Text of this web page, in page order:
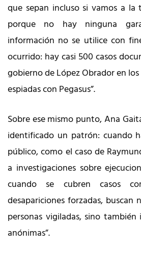
que sepan incluso si vamos a la
porque no hay ninguna
información no se utilice con
ocurrido: hay casi 500 casos
gobierno de López Obrador en
espiadas con Pegasus”.
Sobre ese mismo punto, Ana
identificado un patrón: cuando
público, como el caso de
a investigaciones sobre
cuando se cubren casos
desapariciones forzadas, buscan
personas vigiladas, sino
anónimas”.